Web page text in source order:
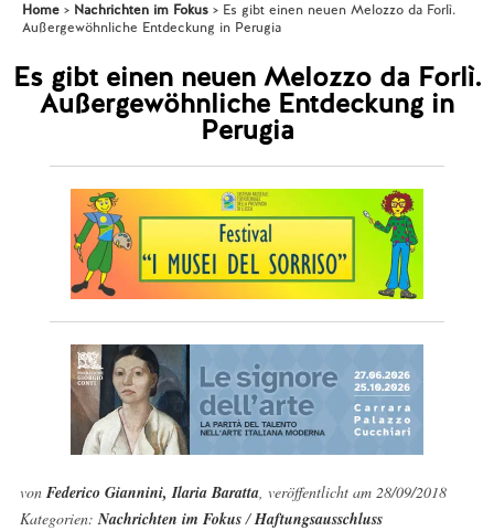
Home Nachrichten im Fokus
Es gibt einen neuen Melozzo da Forlì.
Außergewöhnliche Entdeckung in Perugia
Es gibt einen neuen Melozzo da Forlì.
Außergewöhnliche Entdeckung in
Perugia
von Federico Giannini, Ilaria Baratta, veröffentlicht am 28/09/2018
Kategorien:Nachrichten im Fokus/Haftungsausschluss